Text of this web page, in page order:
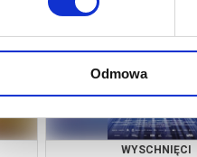
Odmowa
WYSCHNIĘCI